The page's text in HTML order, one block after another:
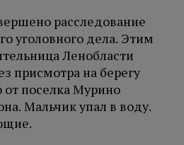
расследование
уголовного дела. Этим
Ленобласти
присмотра на берегу
от поселка Мурино
Мальчик упал в воду.